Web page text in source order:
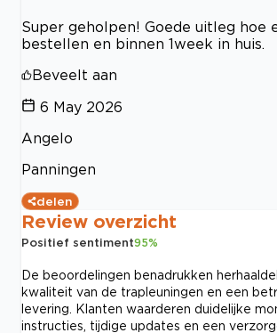
Super geholpen! Goede uitleg hoe
bestellen en binnen 1week in huis.
Beveelt aan
6 May 2026
Angelo
Panningen
delen
Review overzicht
Positief sentiment95%
De beoordelingen benadrukken
kwaliteit van de trapleuningen en een
levering. Klanten waarderen duidelijke
instructies, tijdige updates en een